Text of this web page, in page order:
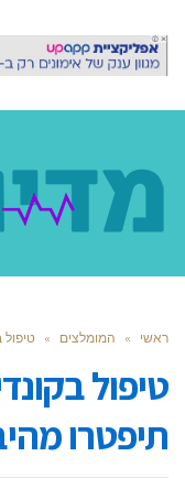
ראשי » המומלצים » טיפול
טיפול
תיפטרו